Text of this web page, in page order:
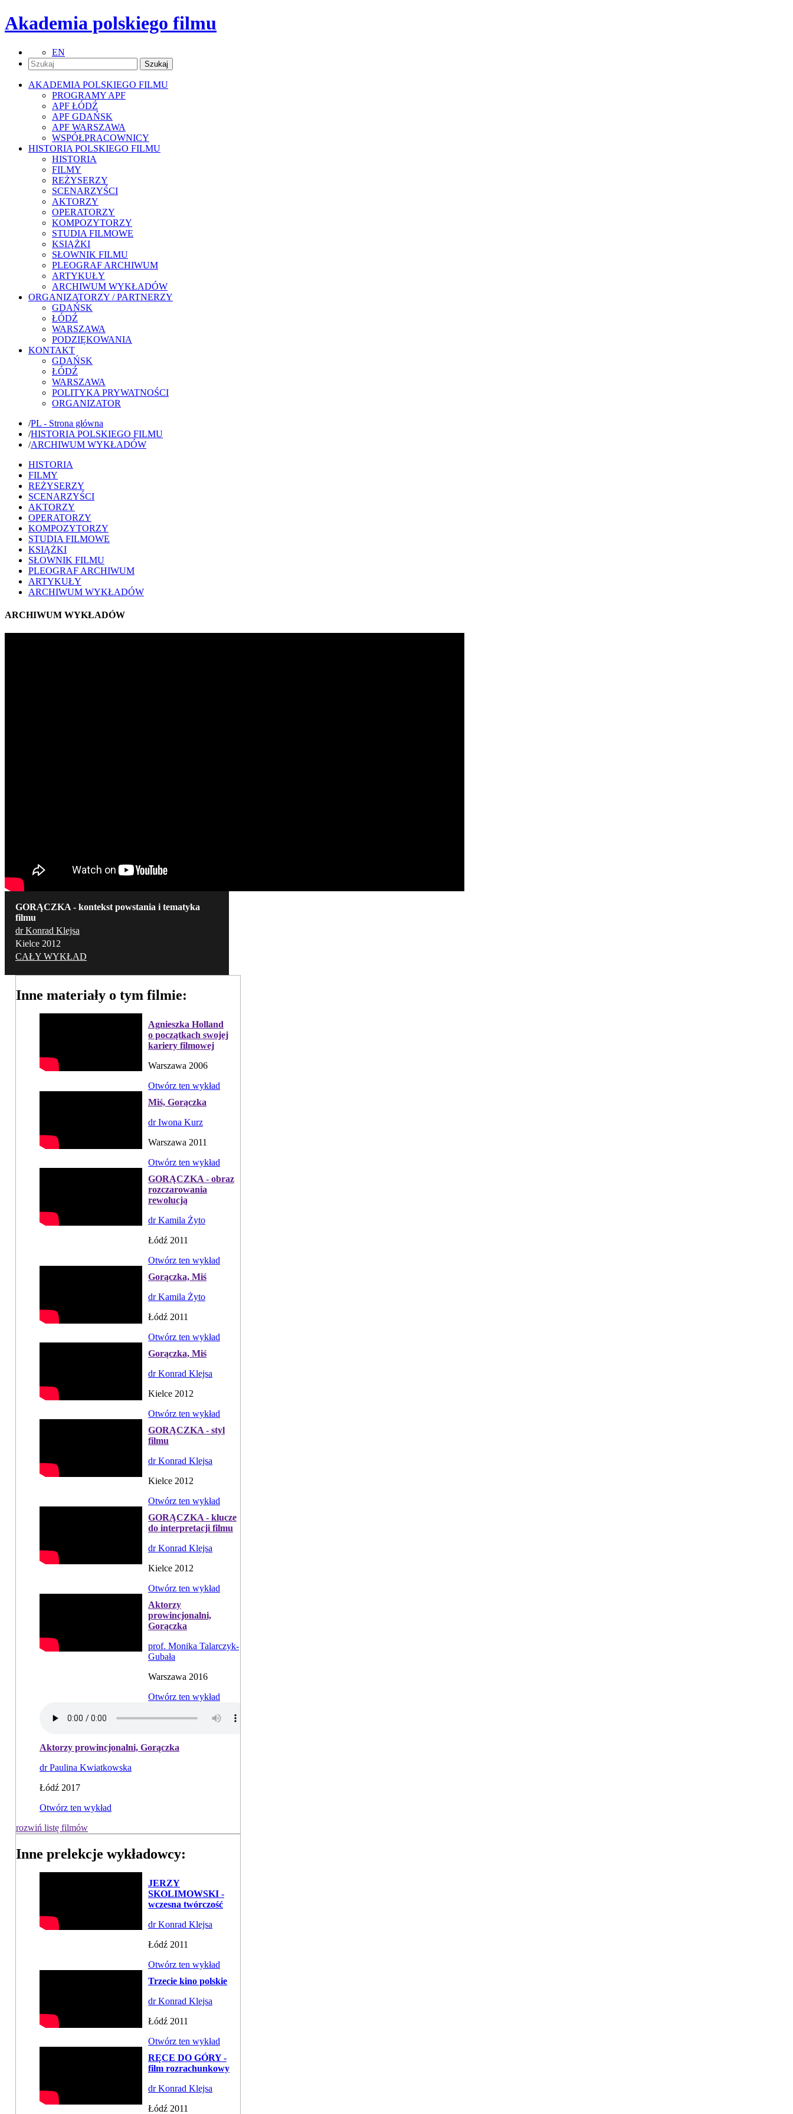
Akademia polskiego filmu
EN
AKADEMIA POLSKIEGO FILMU
PROGRAMY APF
APF ŁÓDŹ
APF GDAŃSK
APF WARSZAWA
WSPÓŁPRACOWNICY
HISTORIA POLSKIEGO FILMU
HISTORIA
FILMY
REŻYSERZY
SCENARZYŚCI
AKTORZY
OPERATORZY
KOMPOZYTORZY
STUDIA FILMOWE
KSIĄŻKI
SŁOWNIK FILMU
PLEOGRAF ARCHIWUM
ARTYKUŁY
ARCHIWUM WYKŁADÓW
ORGANIZATORZY / PARTNERZY
GDAŃSK
ŁÓDŹ
WARSZAWA
PODZIĘKOWANIA
KONTAKT
GDAŃSK
ŁÓDŹ
WARSZAWA
POLITYKA PRYWATNOŚCI
ORGANIZATOR
/PL - Strona główna
/HISTORIA POLSKIEGO FILMU
/ARCHIWUM WYKŁADÓW
HISTORIA
FILMY
REŻYSERZY
SCENARZYŚCI
AKTORZY
OPERATORZY
KOMPOZYTORZY
STUDIA FILMOWE
KSIĄŻKI
SŁOWNIK FILMU
PLEOGRAF ARCHIWUM
ARTYKUŁY
ARCHIWUM WYKŁADÓW
ARCHIWUM WYKŁADÓW
GORĄCZKA - kontekst powstania i tematyka
filmu
dr Konrad Klejsa
Kielce 2012
CAŁY WYKŁAD
Inne materiały o tym filmie:
Agnieszka Holland
o początkach swojej
kariery filmowej
Warszawa 2006
Otwórz ten wykład
Miś, Gorączka
dr Iwona Kurz
Warszawa 2011
Otwórz ten wykład
GORĄCZKA - obraz
rozczarowania
rewolucją
dr Kamila Żyto
Łódź 2011
Otwórz ten wykład
Gorączka, Miś
dr Kamila Żyto
Łódź 2011
Otwórz ten wykład
Gorączka, Miś
dr Konrad Klejsa
Kielce 2012
Otwórz ten wykład
GORĄCZKA - styl
filmu
dr Konrad Klejsa
Kielce 2012
Otwórz ten wykład
GORĄCZKA - klucze
do interpretacji filmu
dr Konrad Klejsa
Kielce 2012
Otwórz ten wykład
Aktorzy
prowincjonalni,
Gorączka
prof. Monika Talarczyk-
Gubała
Warszawa 2016
Otwórz ten wykład
Aktorzy prowincjonalni, Gorączka
dr Paulina Kwiatkowska
Łódź 2017
Otwórz ten wykład
rozwiń listę filmów
Inne prelekcje wykładowcy:
JERZY
SKOLIMOWSKI -
wczesna twórczość
dr Konrad Klejsa
Łódź 2011
Otwórz ten wykład
Trzecie kino polskie
dr Konrad Klejsa
Łódź 2011
Otwórz ten wykład
RĘCE DO GÓRY -
film rozrachunkowy
dr Konrad Klejsa
Łódź 2011